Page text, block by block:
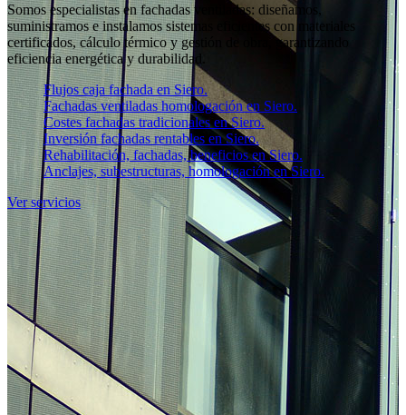
Somos especialistas en fachadas ventiladas: diseñamos,
suministramos e instalamos sistemas eficientes con materiales
certificados, cálculo térmico y gestión de obra, garantizando
eficiencia energética y durabilidad.
Flujos caja fachada en Siero.
Fachadas ventiladas homologación en Siero.
Costes fachadas tradicionales en Siero.
Inversión fachadas rentables en Siero.
Rehabilitación, fachadas, beneficios en Siero.
Anclajes, subestructuras, homologación en Siero.
Ver servicios